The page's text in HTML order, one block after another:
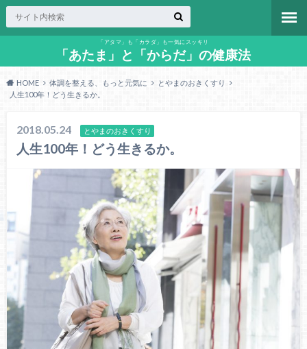
「アタマ」も「カラダ」も一気にスッキリ
「あたま」と「からだ」の健康法
HOME 体調を整える、もっと元気に
とやまのおきくすり
人生100年！どう生きるか。
2018.05.24 とやまのおきくすり
人生100年！どう生きるか。